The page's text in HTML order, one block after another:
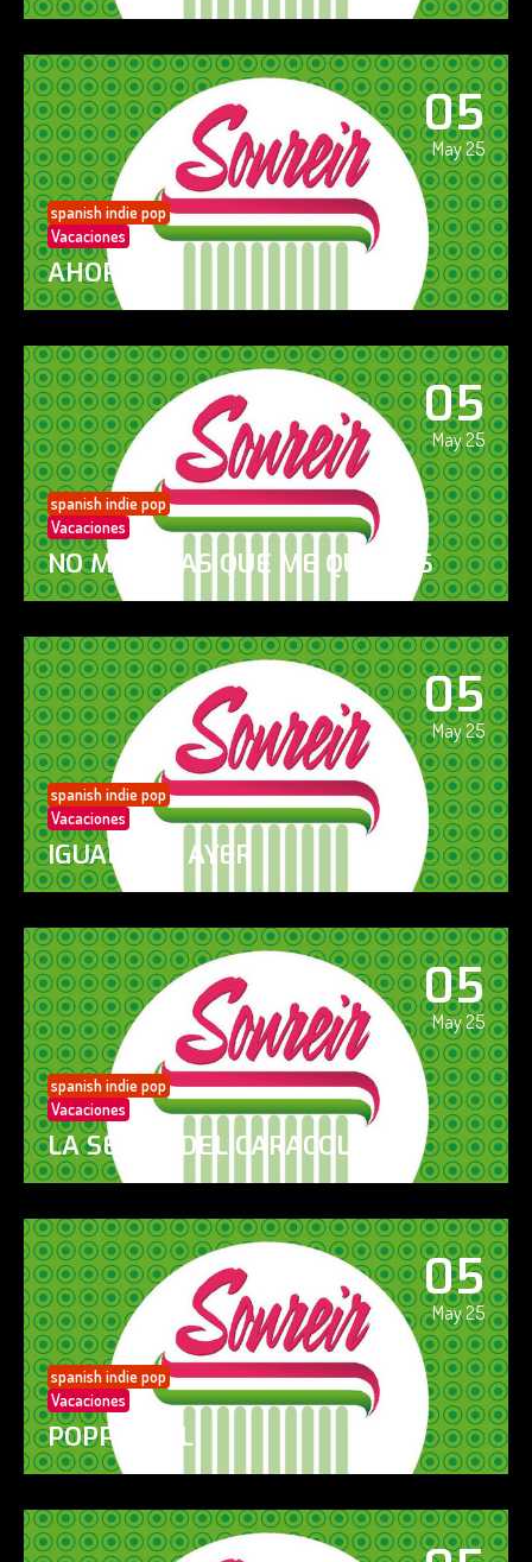
05
May 25
spanish indie pop
Vacaciones
AHORA SÍ!
05
May 25
spanish indie pop
Vacaciones
NO ME DIGAS QUE ME QUIERES
05
May 25
spanish indie pop
Vacaciones
IGUAL QUE AYER
05
May 25
spanish indie pop
Vacaciones
LA SENDA DEL CARACOL
05
May 25
spanish indie pop
Vacaciones
POPPY GIRL